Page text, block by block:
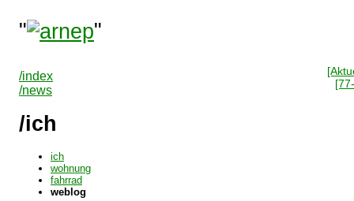
" "
/index
/news
/ich
ich
wohnung
fahrrad
weblog